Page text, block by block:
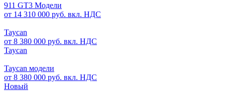
911 GT3 Модели
от 14 310 000 руб. вкл. НДС
Taycan
от 8 380 000 руб. вкл. НДС
Taycan
Taycan модели
от 8 380 000 руб. вкл. НДС
Новый